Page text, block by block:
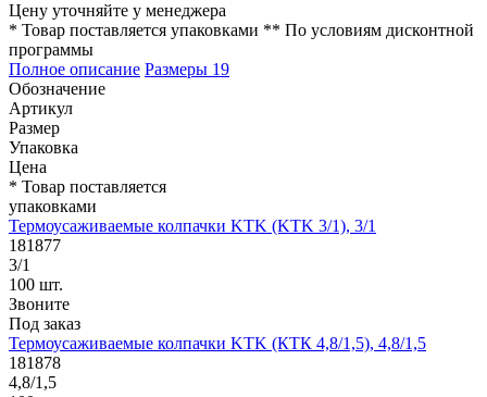
Цену уточняйте у менеджера
* Товар поставляется упаковками ** По условиям дисконтной
программы
Полное описание Размеры 19
Обозначение
Артикул
Размер
Упаковка
Цена
* Товар поставляется
упаковками
Термоусаживаемые колпачки KTK (KTK 3/1), 3/1
181877
3/1
100 шт.
Звоните
Под заказ
Термоусаживаемые колпачки KTK (КТК 4,8/1,5), 4,8/1,5
181878
4,8/1,5